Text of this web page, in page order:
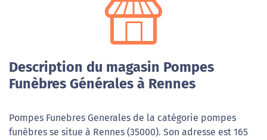
Description du magasin Pompes
Funèbres Générales à Rennes
Pompes Funebres Generales de la catégorie pompes
funèbres se situe à Rennes (35000). Son adresse est 165